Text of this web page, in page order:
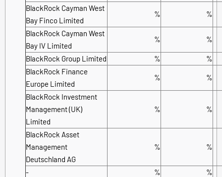
BlackRock Cayman West
Bay Finco Limited
% %
BlackRock Cayman West
Bay IV Limited
% %
BlackRock Group Limited %
%
BlackRock Finance
Europe Limited
% %
BlackRock Investment
Management (UK)
Limited
% %
BlackRock Asset
Management
Deutschland AG
% %
- % %